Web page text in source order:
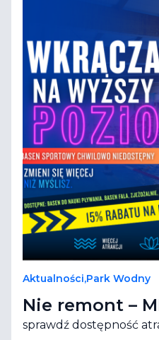
Aktualności,Park Wodny
Nie remont –
sprawdź dostępność